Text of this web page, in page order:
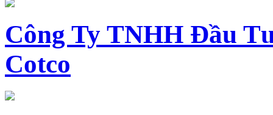
Công Ty TNHH Đầu
Cotco